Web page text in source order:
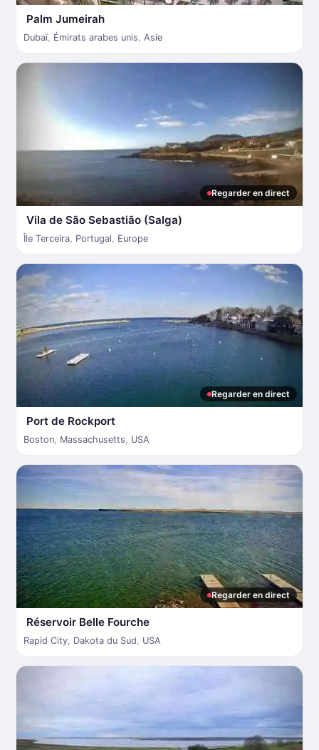
Palm Jumeirah
Dubaï, Émirats arabes unis, Asie
Regarder en direct
Vila de São Sebastião (Salga)
Île Terceira, Portugal, Europe
Regarder en direct
Port de Rockport
Boston, Massachusetts, USA
Regarder en direct
Réservoir Belle Fourche
Rapid City, Dakota du Sud, USA